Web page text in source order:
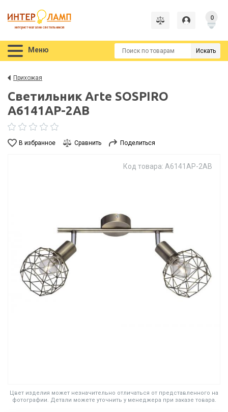
интернет-магазин светильников
0
Меню Искать
Прихожая
Светильник Arte SOSPIRO
A6141AP-2AB
В избранное Сравнить Поделиться
Код товара: A6141AP-2AB
Цвет изделия может незначительно отличаться от представленного на
фотографии. Детали можете уточнить у менеджера при заказе товара.